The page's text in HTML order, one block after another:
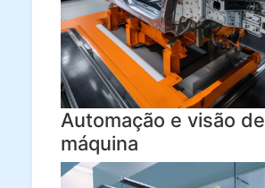
Automação e visão de
máquina